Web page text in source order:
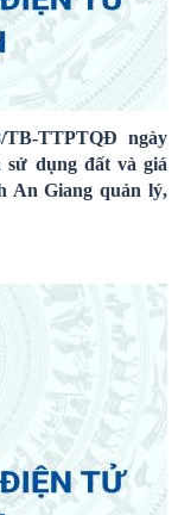
TB-TTPTQĐ ngày
sử dụng đất và giá
An Giang quản lý,